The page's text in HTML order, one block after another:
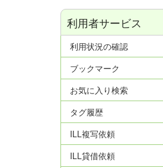
利用者サービス
利用状況の確認
ブックマーク
お気に入り検索
タグ履歴
ILL複写依頼
ILL貸借依頼